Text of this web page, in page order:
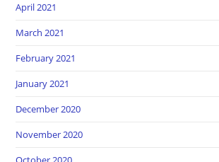
April 2021
March 2021
February 2021
January 2021
December 2020
November 2020